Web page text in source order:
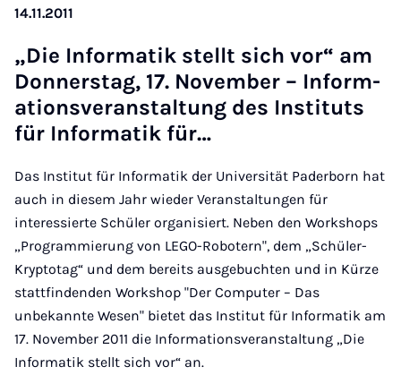
14.11.2011
„Die In­form­atik stellt sich vor“ am
Don­ner­stag, 17. Novem­ber – In­form­
a­tions­ver­an­stal­tung des In­sti­tuts
für In­form­atik für…
Das Institut für Informatik der Universität Paderborn hat
auch in diesem Jahr wieder Veranstaltungen für
interessierte Schüler organisiert. Neben den Workshops
„Programmierung von LEGO-Robotern", dem „Schüler-
Kryptotag“ und dem bereits ausgebuchten und in Kürze
stattfindenden Workshop "Der Computer – Das
unbekannte Wesen" bietet das Institut für Informatik am
17. November 2011 die Informationsveranstaltung „Die
Informatik stellt sich vor“ an.